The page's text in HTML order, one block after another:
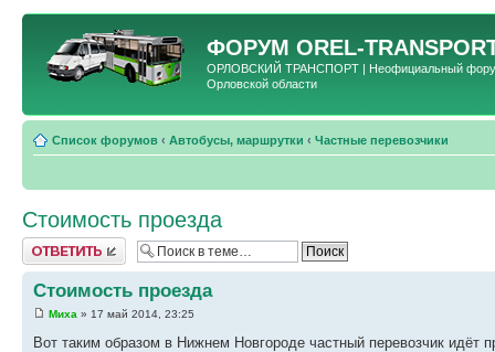
ФОРУМ OREL-
ОРЛОВСКИЙ ТРАНСПОРТ | Неофициальный форум
Орловской области
Список форумов ‹ Автобусы, маршрутки ‹ Частные перевозчики
Стоимость проезда
Ответить
Стоимость проезда
Миха » 17 май 2014, 23:25
Вот таким образом в Нижнем Новгороде частный перевозчик идёт